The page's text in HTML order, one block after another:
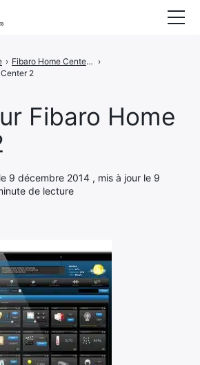
Fibaro Home
9 décembre 2014 , mis à jour le 9
de lecture
› Fibaro Home Center 2 - Présentation de la box ›
2